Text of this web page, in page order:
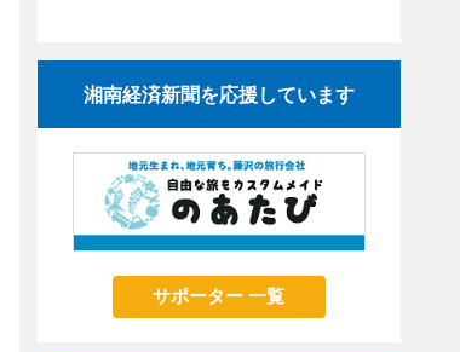
湘南経済新聞を応援しています
サポーター 一覧